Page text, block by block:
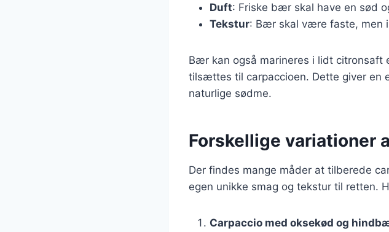
Duft: Friske bær skal have en sød
Tekstur: Bær skal være faste, men
Bær kan også marineres i lidt citronsaft
tilsættes til carpaccioen. Dette giver
naturlige sødme.
Forskellige variationer
Der findes mange måder at tilberede
egen unikke smag og tekstur til retten.
Carpaccio med oksekød og